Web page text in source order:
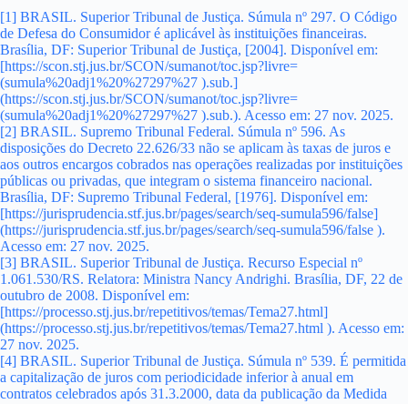
[1] BRASIL. Superior Tribunal de Justiça. Súmula nº 297. O Código
de Defesa do Consumidor é aplicável às instituições financeiras.
Brasília, DF: Superior Tribunal de Justiça, [2004]. Disponível em:
[https://scon.stj.jus.br/SCON/sumanot/toc.jsp?livre=
(sumula%20adj1%20%27297%27 ).sub.]
(https://scon.stj.jus.br/SCON/sumanot/toc.jsp?livre=
(sumula%20adj1%20%27297%27 ).sub.). Acesso em: 27 nov. 2025.
[2] BRASIL. Supremo Tribunal Federal. Súmula nº 596. As
disposições do Decreto 22.626/33 não se aplicam às taxas de juros e
aos outros encargos cobrados nas operações realizadas por instituições
públicas ou privadas, que integram o sistema financeiro nacional.
Brasília, DF: Supremo Tribunal Federal, [1976]. Disponível em:
[https://jurisprudencia.stf.jus.br/pages/search/seq-sumula596/false]
(https://jurisprudencia.stf.jus.br/pages/search/seq-sumula596/false ).
Acesso em: 27 nov. 2025.
[3] BRASIL. Superior Tribunal de Justiça. Recurso Especial nº
1.061.530/RS. Relatora: Ministra Nancy Andrighi. Brasília, DF, 22 de
outubro de 2008. Disponível em:
[https://processo.stj.jus.br/repetitivos/temas/Tema27.html]
(https://processo.stj.jus.br/repetitivos/temas/Tema27.html ). Acesso em:
27 nov. 2025.
[4] BRASIL. Superior Tribunal de Justiça. Súmula nº 539. É permitida
a capitalização de juros com periodicidade inferior à anual em
contratos celebrados após 31.3.2000, data da publicação da Medida